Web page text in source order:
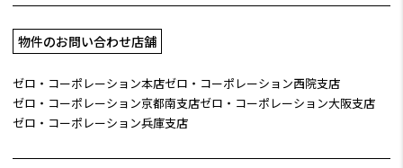
物件のお問い合わせ店舗
ゼロ・コーポレーション本店ゼロ・コーポレーション西院支店
ゼロ・コーポレーション京都南支店ゼロ・コーポレーション大阪支店
ゼロ・コーポレーション兵庫支店